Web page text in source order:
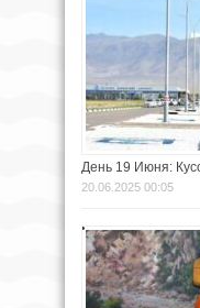
День 19 Июня:
20.06.2025 00:05